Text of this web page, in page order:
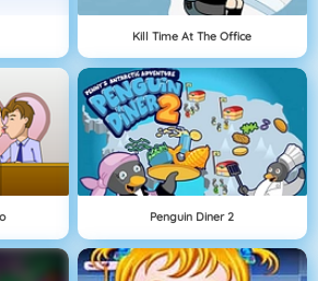
Kill Time At The Office
Penguin Diner 2